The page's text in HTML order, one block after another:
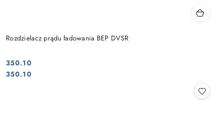
Rozdzielacz prądu ładowania BEP DVSR
Cena:
350.10
Cena:
350.10